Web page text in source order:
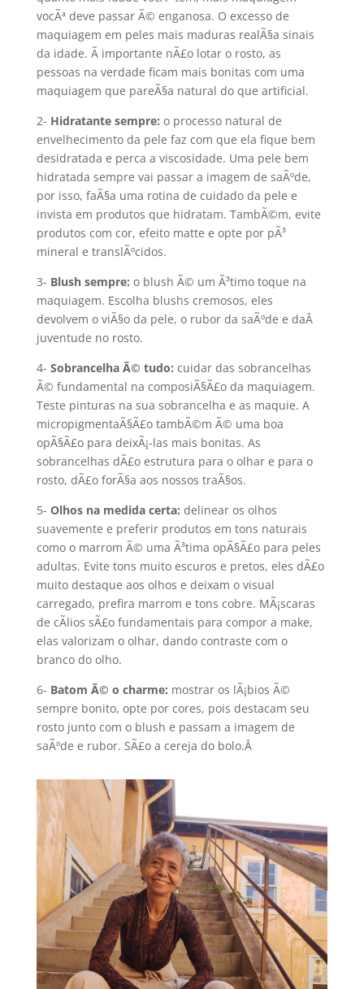
vocÃª deve passar Ã© enganosa. O excesso de
maquiagem em peles mais maduras realÃ§a sinais
da idade. Ã importante nÃ£o lotar o rosto, as
pessoas na verdade ficam mais bonitas com uma
maquiagem que pareÃ§a natural do que artificial.
2- Hidratante sempre: o processo natural de
envelhecimento da pele faz com que ela fique bem
desidratada e perca a viscosidade. Uma pele bem
hidratada sempre vai passar a imagem de saÃºde,
por isso, faÃ§a uma rotina de cuidado da pele e
invista em produtos que hidratam. TambÃ©m, evite
produtos com cor, efeito matte e opte por pÃ³
mineral e translÃºcidos.
3- Blush sempre: o blush Ã© um Ã³timo toque na
maquiagem. Escolha blushs cremosos, eles
devolvem o viÃ§o da pele, o rubor da saÃºde e daÂ
juventude no rosto.
4- Sobrancelha Ã© tudo: cuidar das sobrancelhas
Ã© fundamental na composiÃ§Ã£o da maquiagem.
Teste pinturas na sua sobrancelha e as maquie. A
micropigmentaÃ§Ã£o tambÃ©m Ã© uma boa
opÃ§Ã£o para deixÃ¡-las mais bonitas. As
sobrancelhas dÃ£o estrutura para o olhar e para o
rosto, dÃ£o forÃ§a aos nossos traÃ§os.
5- Olhos na medida certa: delinear os olhos
suavemente e preferir produtos em tons naturais
como o marrom Ã© uma Ã³tima opÃ§Ã£o para peles
adultas. Evite tons muito escuros e pretos, eles dÃ£o
muito destaque aos olhos e deixam o visual
carregado, prefira marrom e tons cobre. MÃ¡scaras
de cÃ­lios sÃ£o fundamentais para compor a make,
elas valorizam o olhar, dando contraste com o
branco do olho.
6- Batom Ã© o charme: mostrar os lÃ¡bios Ã©
sempre bonito, opte por cores, pois destacam seu
rosto junto com o blush e passam a imagem de
saÃºde e rubor. SÃ£o a cereja do bolo.Â